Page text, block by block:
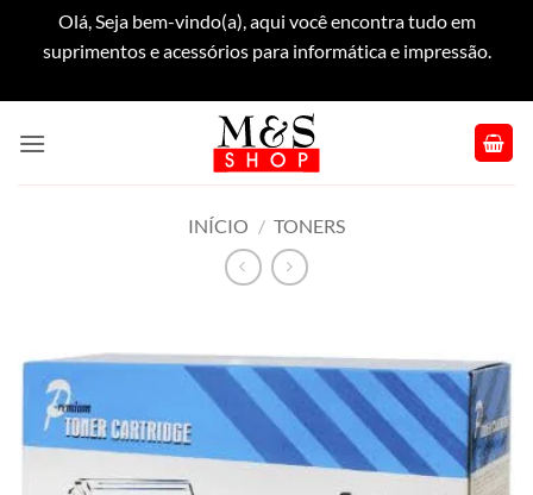
Olá, Seja bem-vindo(a), aqui você encontra tudo em
suprimentos e acessórios para informática e impressão.
INÍCIO / TONERS